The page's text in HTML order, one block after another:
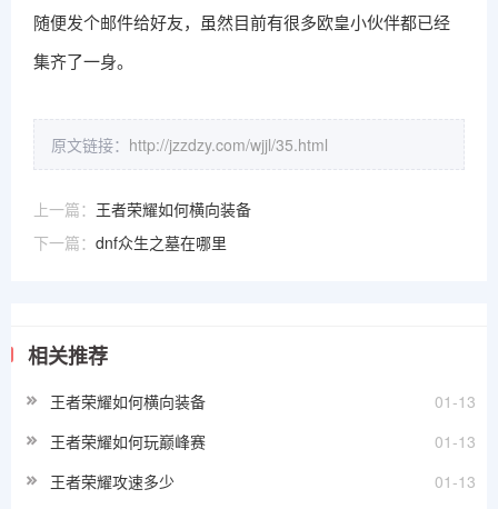
随便发个邮件给好友，虽然目前有很多欧皇小伙伴都已经
集齐了一身。
原文链接： http://jzzdzy.com/wjjl/35.html
上一篇： 王者荣耀如何横向装备
下一篇： dnf众生之墓在哪里
相关推荐
01-13
王者荣耀如何横向装备
01-13
王者荣耀如何玩巅峰赛
01-13
王者荣耀攻速多少